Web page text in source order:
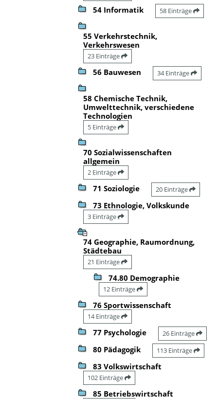
54 Informatik 58 Einträge
55 Verkehrstechnik,
Verkehrswesen
23 Einträge
56 Bauwesen 34 Einträge
58 Chemische Technik,
Umwelttechnik, verschiedene
Technologien
5 Einträge
70 Sozialwissenschaften
allgemein
2 Einträge
71 Soziologie 20 Einträge
73 Ethnologie, Volkskunde
3 Einträge
74 Geographie, Raumordnung,
Städtebau
21 Einträge
74.80 Demographie
12 Einträge
76 Sportwissenschaft
14 Einträge
77 Psychologie 26 Einträge
80 Pädagogik 113 Einträge
83 Volkswirtschaft
102 Einträge
85 Betriebswirtschaft